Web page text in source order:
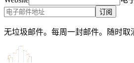
订阅
无垃圾邮件。每周一封邮件。随时取